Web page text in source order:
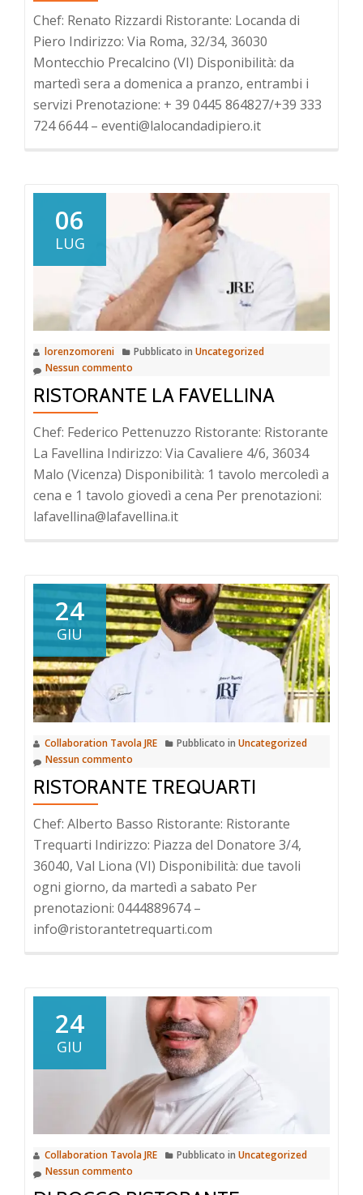
Chef: Renato Rizzardi Ristorante: Locanda di
Piero Indirizzo: Via Roma, 32/34, 36030
Montecchio Precalcino (VI) Disponibilità: da
martedì sera a domenica a pranzo, entrambi i
servizi Prenotazione: + 39 0445 864827/+39 333
724 6644 – eventi@lalocandadipiero.it
06
LUG
lorenzomoreni Pubblicato in Uncategorized
Nessun commento
RISTORANTE LA FAVELLINA
Chef: Federico Pettenuzzo Ristorante: Ristorante
La Favellina Indirizzo: Via Cavaliere 4/6, 36034
Malo (Vicenza) Disponibilità: 1 tavolo mercoledì a
cena e 1 tavolo giovedì a cena Per prenotazioni:
lafavellina@lafavellina.it
24
GIU
Collaboration Tavola JRE Pubblicato in Uncategorized
Nessun commento
RISTORANTE TREQUARTI
Chef: Alberto Basso Ristorante: Ristorante
Trequarti Indirizzo: Piazza del Donatore 3/4,
36040, Val Liona (VI) Disponibilità: due tavoli
ogni giorno, da martedì a sabato Per
prenotazioni: 0444889674 –
info@ristorantetrequarti.com
24
GIU
Collaboration Tavola JRE Pubblicato in Uncategorized
Nessun commento